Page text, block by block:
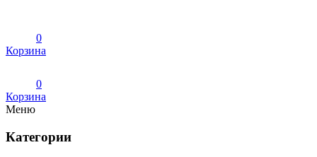
0
Корзина
0
Корзина
Меню
Категории